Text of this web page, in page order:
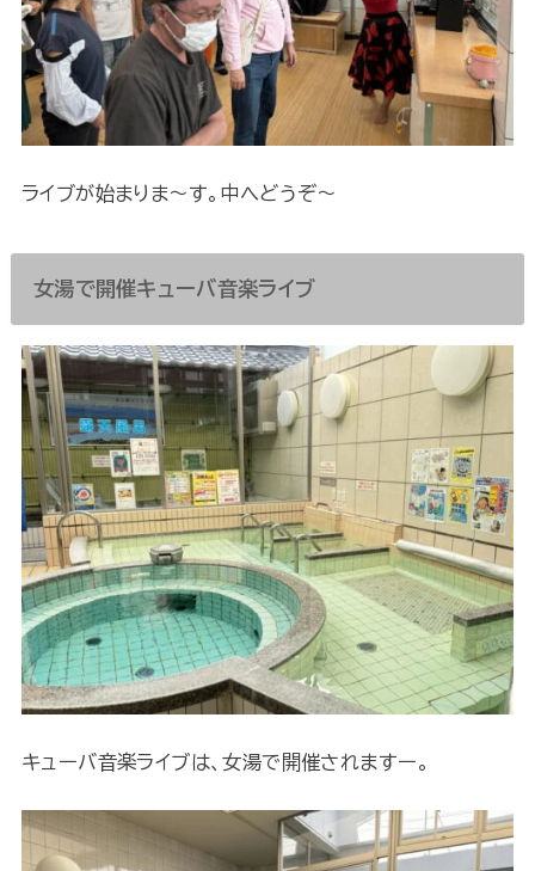
ライブが始まりま～す。中へどうぞ～
女湯で開催キューバ音楽ライブ
キューバ音楽ライブは、女湯で開催されますー。